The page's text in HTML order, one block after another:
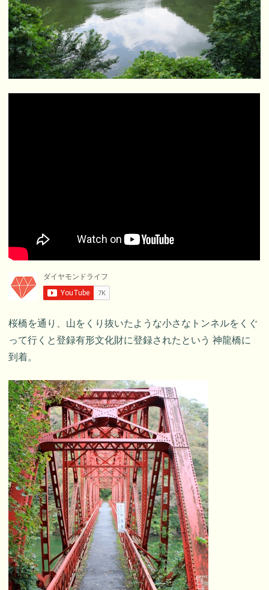
桜橋を通り、山をくり抜いたような小さなトンネルをくぐ
って行くと登録有形文化財に登録されたという 神龍橋に
到着。